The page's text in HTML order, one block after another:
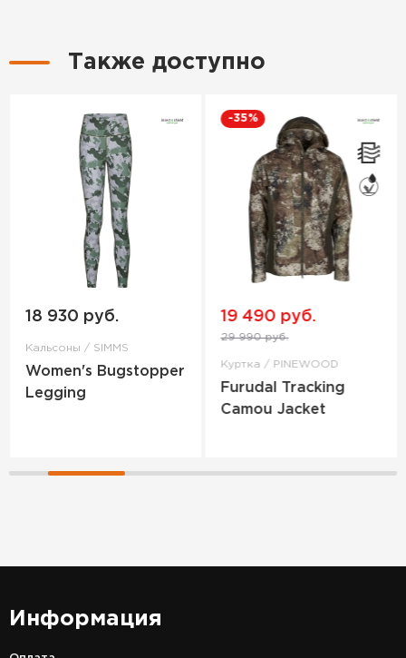
Также доступно
18 930 руб.
Кальсоны / SIMMS
Women's Bugstopper
Legging
-35%
19 490 руб.
29 990 руб.
Куртка / PINEWOOD
Furudal Tracking
Camou Jacket
Информация